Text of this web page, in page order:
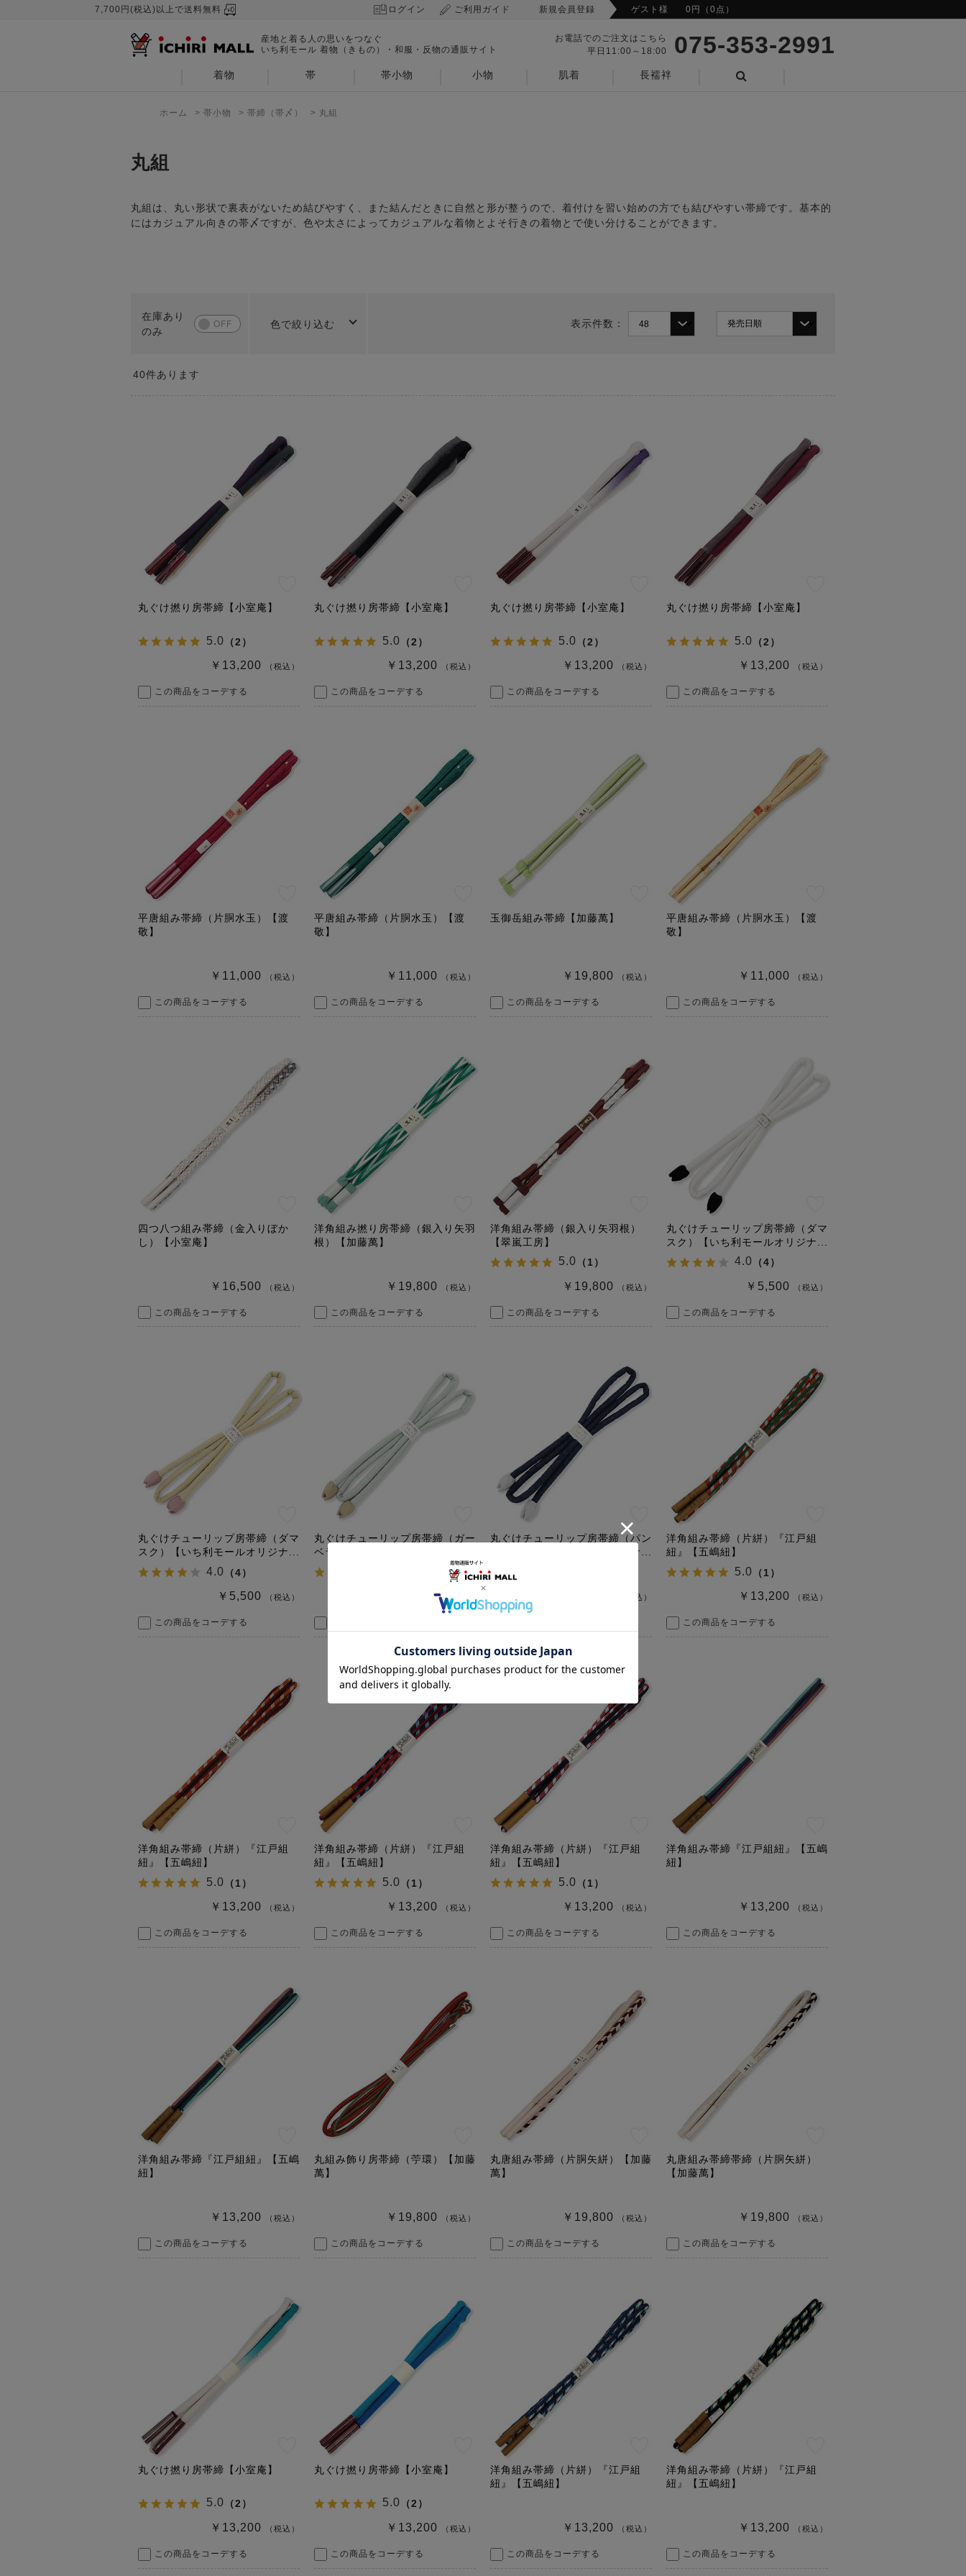
7,700円(税込)以上で送料無料 ログイン ご利用ガイド 新規会員登録 ゲスト様 0円（0点）
産地と着る人の思いをつなぐ
いち利モール 着物（きもの）・和服・反物の通販サイト
お電話でのご注文はこちら
平日11:00～18:00
075-353-2991
着物 帯 帯小物 小物 肌着
長襦袢
ホーム > 帯小物 > 帯締（帯〆） > 丸組
丸組
丸組は、丸い形状で裏表がないため結びやすく、また結んだときに自然と形が整うので、着付けを習い始めの方でも結びやすい帯締です。基本的
にはカジュアル向きの帯〆ですが、色や太さによってカジュアルな着物とよそ行きの着物とで使い分けることができます。
色で絞り込む 表示件数：
40件あります
丸ぐけ撚り房帯締【小室庵】
5.0 （2 ）
￥13,200 （税込）
この商品をコーデする
丸ぐけ撚り房帯締【小室庵】
5.0 （2 ）
￥13,200 （税込）
この商品をコーデする
丸ぐけ撚り房帯締【小室庵】
5.0 （2 ）
￥13,200 （税込）
この商品をコーデする
丸ぐけ撚り房帯締【小室庵】
5.0 （2 ）
￥13,200 （税込）
この商品をコーデする
平唐組み帯締（片胴水玉）【渡
敬】
￥11,000 （税込）
この商品をコーデする
平唐組み帯締（片胴水玉）【渡
敬】
￥11,000 （税込）
この商品をコーデする
玉御岳組み帯締【加藤萬】
￥19,800 （税込）
この商品をコーデする
平唐組み帯締（片胴水玉）【渡
敬】
￥11,000 （税込）
この商品をコーデする
四つ八つ組み帯締（金入りぼか
し）【小室庵】
￥16,500 （税込）
この商品をコーデする
洋角組み撚り房帯締（銀入り矢羽
根）【加藤萬】
￥19,800 （税込）
この商品をコーデする
洋角組み帯締（銀入り矢羽根）
【翠嵐工房】
5.0 （1 ）
￥19,800 （税込）
この商品をコーデする
丸ぐけチューリップ房帯締（ダマ
スク）【いち利モールオリジナ...
4.0 （4）
￥5,500 （税込）
この商品をコーデする
丸ぐけチューリップ房帯締（ダマ
スク）【いち利モールオリジナ...
4.0 （4）
￥5,500 （税込）
この商品をコーデする
丸ぐけチューリップ房帯締（ガー
ベラ）【いち利モールオリジナ...
￥5,500（税込）
丸ぐけチューリップ房帯締（パン
ジー）【いち利モールオリジナ...
（税込）
洋角組み帯締（片絣）『江戸組
紐』【五嶋紐】
5.0 （1 ）
￥13,200 （税込）
この商品をコーデする
洋角組み帯締（片絣）『江戸組
紐』【五嶋紐】
5.0 （1 ）
￥13,200 （税込）
この商品をコーデする
洋角組み帯締（片絣）『江戸組
紐』【五嶋紐】
5.0 （1 ）
￥13,200 （税込）
この商品をコーデする
洋角組み帯締（片絣）『江戸組
紐』【五嶋紐】
5.0 （1 ）
￥13,200 （税込）
この商品をコーデする
洋角組み帯締『江戸組紐』【五嶋
紐】
￥13,200 （税込）
この商品をコーデする
洋角組み帯締『江戸組紐』【五嶋
紐】
￥13,200 （税込）
この商品をコーデする
丸組み飾り房帯締（苧環）【加藤
萬】
￥19,800 （税込）
この商品をコーデする
丸唐組み帯締（片胴矢絣）【加藤
萬】
￥19,800 （税込）
この商品をコーデする
丸唐組み帯締帯締（片胴矢絣）
【加藤萬】
￥19,800 （税込）
この商品をコーデする
丸ぐけ撚り房帯締【小室庵】
5.0 （2）
￥13,200 （税込）
この商品をコーデする
丸ぐけ撚り房帯締【小室庵】
5.0 （2）
￥13,200 （税込）
この商品をコーデする
洋角組み帯締（片絣）『江戸組
紐』【五嶋紐】
￥13,200 （税込）
この商品をコーデする
洋角組み帯締（片絣）『江戸組
紐』【五嶋紐】
￥13,200 （税込）
この商品をコーデする